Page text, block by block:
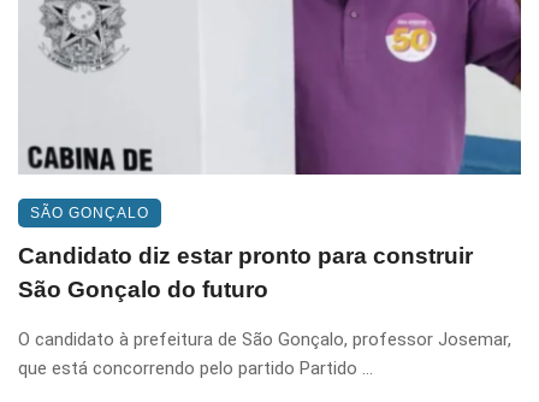
SÃO GONÇALO
Candidato diz estar pronto para construir
São Gonçalo do futuro
O candidato à prefeitura de São Gonçalo, professor Josemar,
que está concorrendo pelo partido Partido ...